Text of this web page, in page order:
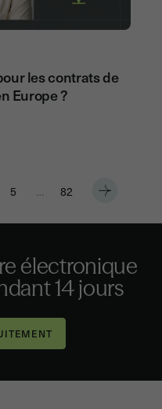
les contrats de
Europe ?
5 … 82
électronique
14 jours